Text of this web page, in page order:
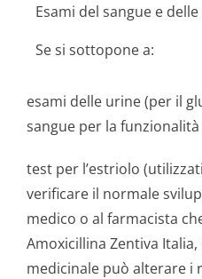
Esami del sangue e
Se si sottopone a:
esami delle urine (per il
sangue per la
test per l’estriolo
verificare il normale
medico o al farmacista
Amoxicillina Zentiva
medicinale può alterare i